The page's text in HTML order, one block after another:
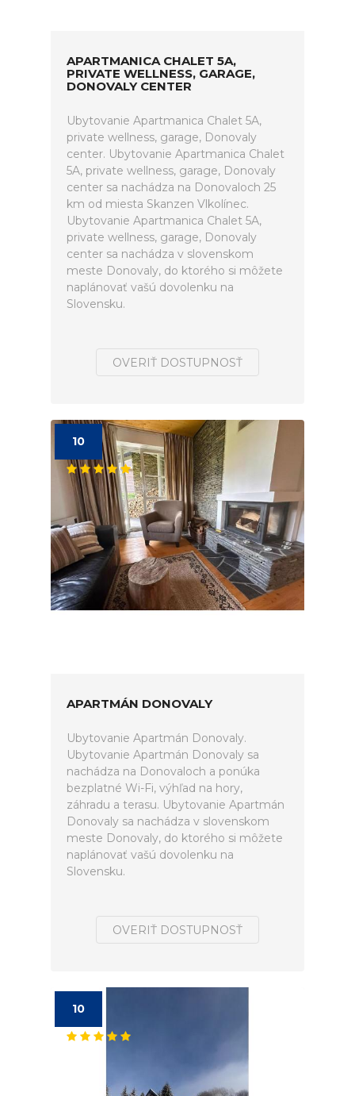
APARTMANICA CHALET 5A,
PRIVATE WELLNESS, GARAGE,
DONOVALY CENTER
Ubytovanie Apartmanica Chalet 5A,
private wellness, garage, Donovaly
center. Ubytovanie Apartmanica Chalet
5A, private wellness, garage, Donovaly
center sa nachádza na Donovaloch 25
km od miesta Skanzen Vlkolínec.
Ubytovanie Apartmanica Chalet 5A,
private wellness, garage, Donovaly
center sa nachádza v slovenskom
meste Donovaly, do ktorého si môžete
naplánovať vašú dovolenku na
Slovensku.
OVERIŤ DOSTUPNOSŤ
10
APARTMÁN DONOVALY
Ubytovanie Apartmán Donovaly.
Ubytovanie Apartmán Donovaly sa
nachádza na Donovaloch a ponúka
bezplatné Wi-Fi, výhľad na hory,
záhradu a terasu. Ubytovanie Apartmán
Donovaly sa nachádza v slovenskom
meste Donovaly, do ktorého si môžete
naplánovať vašú dovolenku na
Slovensku.
OVERIŤ DOSTUPNOSŤ
10